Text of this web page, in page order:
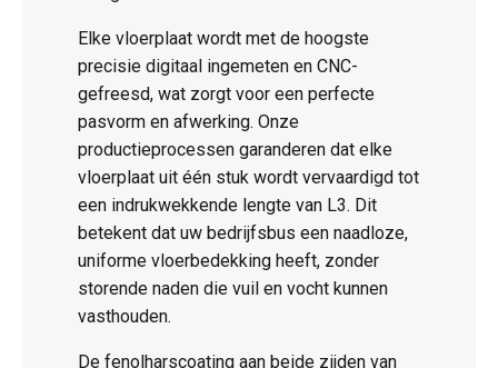
Elke vloerplaat wordt met de hoogste
precisie digitaal ingemeten en CNC-
gefreesd, wat zorgt voor een perfecte
pasvorm en afwerking. Onze
productieprocessen garanderen dat elke
vloerplaat uit één stuk wordt vervaardigd tot
een indrukwekkende lengte van L3. Dit
betekent dat uw bedrijfsbus een naadloze,
uniforme vloerbedekking heeft, zonder
storende naden die vuil en vocht kunnen
vasthouden.
De fenolharscoating aan beide zijden van